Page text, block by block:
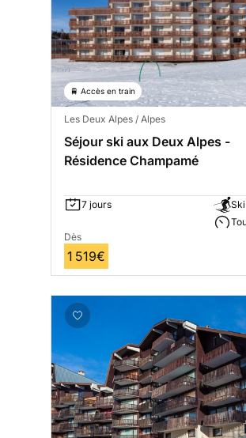
🚆 Accès en train
Les Deux Alpes / Alpes
Séjour ski aux Deux Alpes -
Résidence Champamé
7 jours
Dès
1 519€